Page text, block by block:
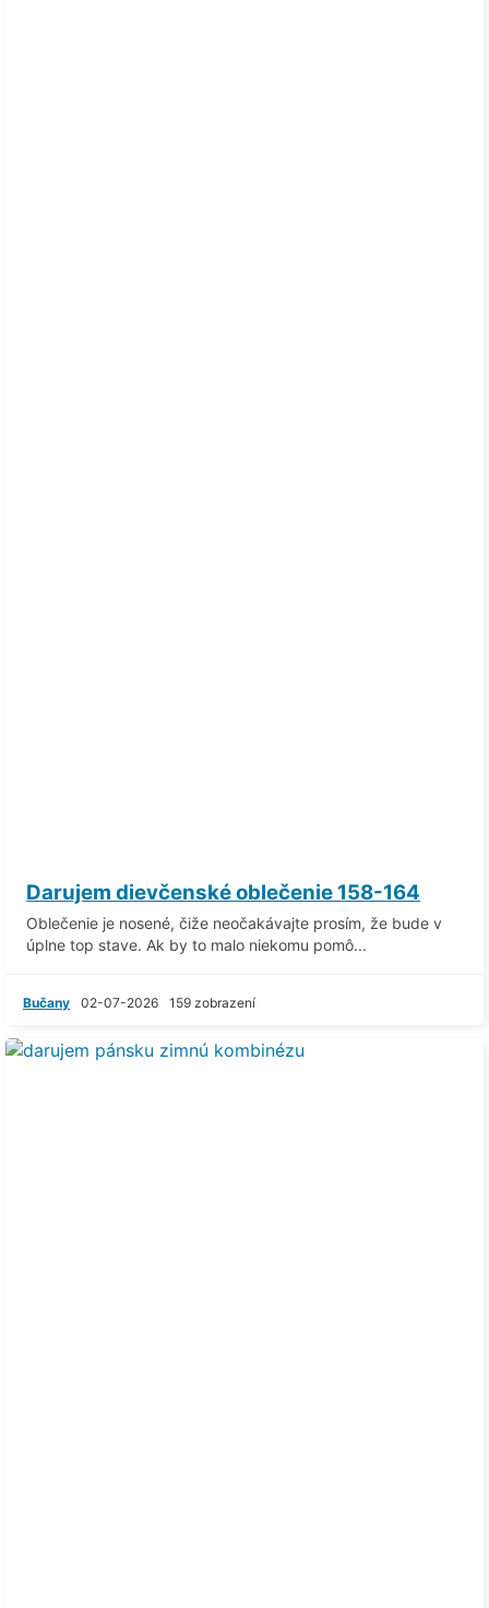
Darujem dievčenské oblečenie 158-164
Oblečenie je nosené, čiže neočakávajte prosím, že bude v
úplne top stave. Ak by to malo niekomu pomô...
Bučany 02-07-2026 159 zobrazení